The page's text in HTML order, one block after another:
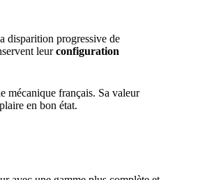
disparition progressive de
leurconfiguration
mécanique français. Sa valeur
en bon état.